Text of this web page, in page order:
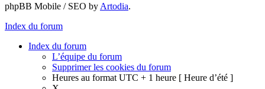
phpBB Mobile / SEO by Artodia.
Index du forum
Index du forum
L’équipe du forum
Supprimer les cookies du forum
Heures au format UTC + 1 heure [ Heure d’été ]